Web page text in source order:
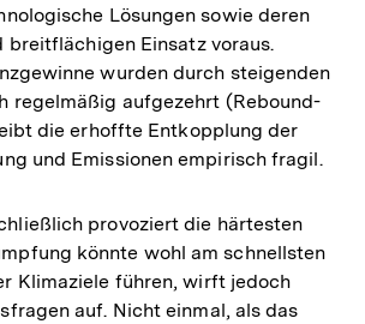
Lösungen sowie deren
breitflächigen Einsatz voraus.
wurden durch steigenden
regelmäßig aufgezehrt (Rebound-
die erhoffte Entkopplung der
und Emissionen empirisch fragil.
provoziert die härtesten
könnte wohl am schnellsten
Klimaziele führen, wirft jedoch
auf. Nicht einmal, als das